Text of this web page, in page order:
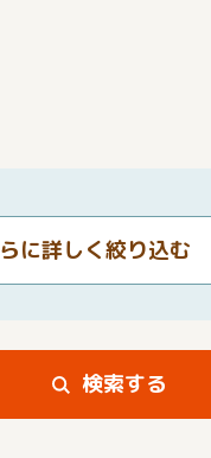
に詳しく絞り込む
検索する